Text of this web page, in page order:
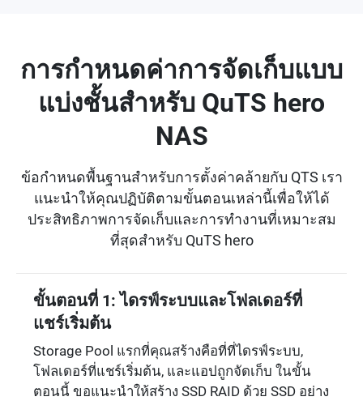
การกำหนดค่าการจัดเก็บแบบ
แบ่งชั้นสำหรับ QuTS hero
NAS
ข้อกำหนดพื้นฐานสำหรับการตั้งค่าคล้ายกับ QTS เรา
แนะนำให้คุณปฏิบัติตามขั้นตอนเหล่านี้เพื่อให้ได้
ประสิทธิภาพการจัดเก็บและการทำงานที่เหมาะสม
ที่สุดสำหรับ QuTS hero
ขั้นตอนที่ 1: ไดรฟ์ระบบและโฟลเดอร์ที่
แชร์เริ่มต้น
Storage Pool แรกที่คุณสร้างคือที่ที่ไดรฟ์ระบบ,
โฟลเดอร์ที่แชร์เริ่มต้น, และแอปถูกจัดเก็บ ในขั้น
ตอนนี้ ขอแนะนำให้สร้าง SSD RAID ด้วย SSD อย่าง